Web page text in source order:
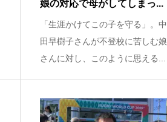
娘の対応で母がしてしまっ...
「生涯かけてこの子を守る」。中
田早樹子さんが不登校に苦しむ娘
さんに対し、このように思える...